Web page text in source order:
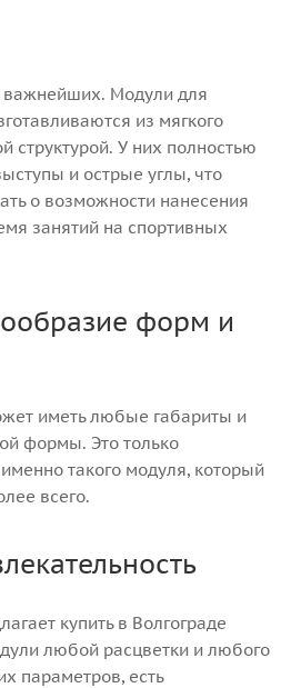
важнейших. Модули для
из мягкого
структурой. У них полностью
и острые углы, что
о возможности нанесения
занятий на спортивных
форм и
иметь любые габариты и
формы. Это только
такого модуля, который
всего.
купить в Волгограде
любой расцветки и любого
параметров, есть